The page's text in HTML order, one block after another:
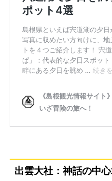
出雲大社：神話の中